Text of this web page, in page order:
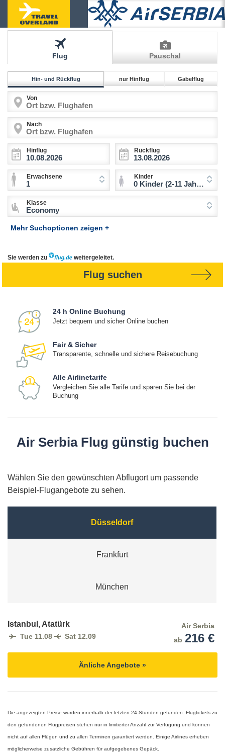
Flug Pauschal
Hin- und Rückflug nur Hinflug Gabelflug
Von
Nach
Hinflug Rückflug
Erwachsene
1
Kinder
0 Kinder (2-11 Jahre)
Klasse
Economy
Mehr Suchoptionen zeigen +
Sie werden zu weitergeleitet.
Flug suchen
24 h Online Buchung
Jetzt bequem und sicher Online buchen
Fair & Sicher
Transparente, schnelle und sichere Reisebuchung
Alle Airlinetarife
Vergleichen Sie alle Tarife und sparen Sie bei der
Buchung
Air Serbia Flug günstig buchen
Wählen Sie den gewünschten Abflugort um passende
Beispiel-Flugangebote zu sehen.
Düsseldorf
Frankfurt
München
Istanbul, Atatürk
Tue 11.08 Sat 12.09
Air Serbia
ab 216 €
Änliche Angebote »
Die angezeigten Preise wurden innerhalb der letzten 24 Stunden gefunden. Flugtickets zu
den gefundenen Flugpreisen stehen nur in limitierter Anzahl zur Verfügung und können
nicht auf allen Flügen und zu allen Terminen garantiert werden. Einige Airlines erheben
möglicherweise zusätzliche Gebühren für aufgegebenes Gepäck.